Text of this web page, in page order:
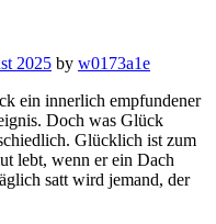
2025 by w0173a1e
ein innerlich empfundener
Doch was Glück
Glücklich ist zum
lebt, wenn er ein Dach
satt wird jemand, der